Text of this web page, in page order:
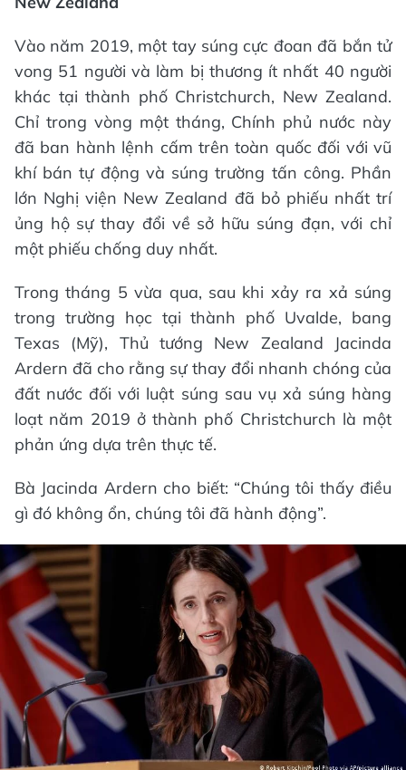
Vào năm 2019, một tay súng cực đoan đã bắn tử
vong 51 người và làm bị thương ít nhất 40 người
khác tại thành phố Christchurch, New Zealand.
Chỉ trong vòng một tháng, Chính phủ nước này
đã ban hành lệnh cấm trên toàn quốc đối với vũ
khí bán tự động và súng trường tấn công. Phần
lớn Nghị viện New Zealand đã bỏ phiếu nhất trí
ủng hộ sự thay đổi về sở hữu súng đạn, với chỉ
một phiếu chống duy nhất.
Trong tháng 5 vừa qua, sau khi xảy ra xả súng
trong trường học tại thành phố Uvalde, bang
Texas (Mỹ), Thủ tướng New Zealand Jacinda
Ardern đã cho rằng sự thay đổi nhanh chóng của
đất nước đối với luật súng sau vụ xả súng hàng
loạt năm 2019 ở thành phố Christchurch là một
phản ứng dựa trên thực tế.
Bà Jacinda Ardern cho biết: “Chúng tôi thấy điều
gì đó không ổn, chúng tôi đã hành động”.